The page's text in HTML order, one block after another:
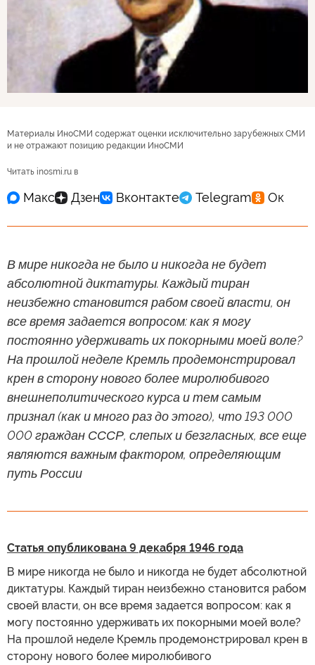
Материалы ИноСМИ содержат оценки исключительно зарубежных СМИ
и не отражают позицию редакции ИноСМИ
Читать inosmi.ru в
В мире никогда не было и никогда не будет
абсолютной диктатуры. Каждый тиран
неизбежно становится рабом своей власти, он
все время задается вопросом: как я могу
постоянно удерживать их покорными моей воле?
На прошлой неделе Кремль продемонстрировал
крен в сторону нового более миролюбивого
внешнеполитического курса и тем самым
признал (как и много раз до этого), что 193 000
000 граждан СССР, слепых и безгласных, все еще
являются важным фактором, определяющим
путь России
Статья опубликована 9 декабря 1946 года
В мире никогда не было и никогда не будет абсолютной
диктатуры. Каждый тиран неизбежно становится рабом
своей власти, он все время задается вопросом: как я
могу постоянно удерживать их покорными моей воле?
На прошлой неделе Кремль продемонстрировал крен в
сторону нового более миролюбивого